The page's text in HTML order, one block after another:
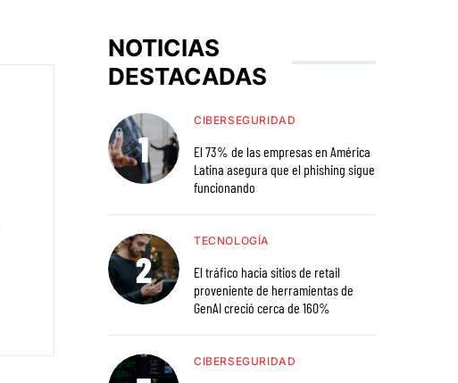
NOTICIAS
DESTACADAS
CIBERSEGURIDAD
El 73% de las empresas en América
Latina asegura que el phishing sigue
funcionando
TECNOLOGÍA
El tráfico hacia sitios de retail
proveniente de herramientas de
GenAI creció cerca de 160%
CIBERSEGURIDAD